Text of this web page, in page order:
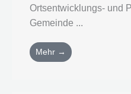
Ortsentwicklungs- und
Gemeinde ...
Mehr →